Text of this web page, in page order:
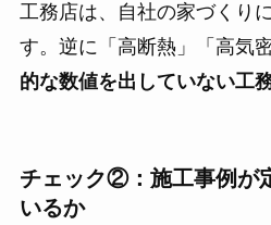
工務店は、自社の家づくり
す。逆に「高断熱」「高気
的な数値を出していない工
チェック②：施工事例が
いるか